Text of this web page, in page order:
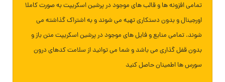
تمامی افزونه ها و قالب های موجود در پرشین اسکریپت به صورت کاملا
اورجینال و بدون دستکاری تهیه می شوند و به اشتراک گذاشته می
شوند. تمامی منابع و فایل های موجود در پرشین اسکریپت متن باز و
بدون قفل گذاری می باشد و شما می توانید از سلامت کدهای درون
سورس ها اطمینان حاصل کنید